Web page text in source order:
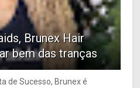
Brunex Hair
bem das tranças
de Sucesso, Brunex é